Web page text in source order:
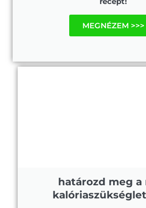
MEGNÉZEM >>>
határozd meg a